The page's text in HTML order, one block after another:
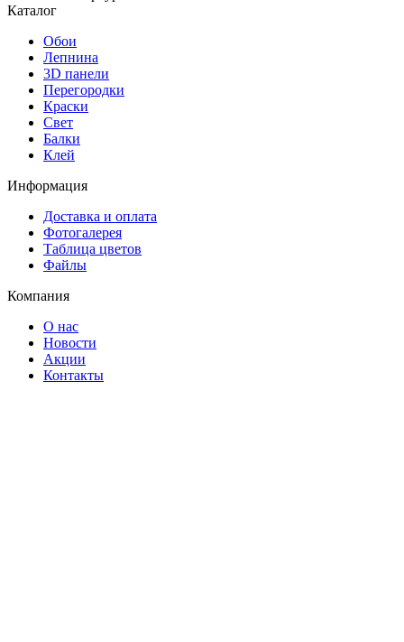
Каталог
Обои
Лепнина
3D панели
Перегородки
Краски
Свет
Балки
Клей
Информация
Доставка и оплата
Фотогалерея
Таблица цветов
Файлы
Компания
О нас
Новости
Акции
Контакты